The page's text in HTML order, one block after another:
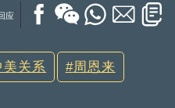
应
美关系 周恩来